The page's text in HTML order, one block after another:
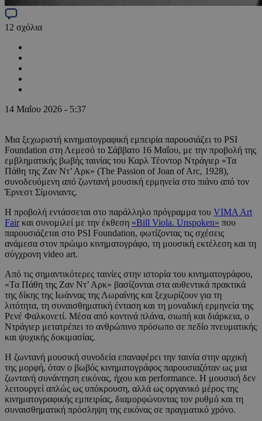
12 σχόλια
14 Μαΐου 2026 - 5:37
Μια ξεχωριστή κινηματογραφική εμπειρία παρουσιάζει το PSI
Foundation στη Λεμεσό το Σάββατο 16 Μαΐου, με την προβολή της
εμβληματικής βωβής ταινίας του Καρλ Τέοντορ Ντράγιερ «Τα
Πάθη της Ζαν Ντ’ Αρκ» (The Passion of Joan of Arc, 1928),
συνοδευόμενη από ζωντανή μουσική ερμηνεία στο πιάνο από τον
Έρνεστ Σίμονιαντς.
Η προβολή εντάσσεται στο παράλληλο πρόγραμμα του VIMA Art
Fairκαι συνομιλεί με την έκθεση «Bill Viola. Unspoken» που
παρουσιάζεται στο PSI Foundation, φωτίζοντας τις σχέσεις
ανάμεσα στον πρώιμο κινηματογράφο, τη μουσική εκτέλεση και τη
σύγχρονη video art.
Από τις σημαντικότερες ταινίες στην ιστορία του κινηματογράφου,
«Τα Πάθη της Ζαν Ντ’ Αρκ» βασίζονται στα αυθεντικά πρακτικά
της δίκης της Ιωάννας της Λωραίνης και ξεχωρίζουν για τη
λιτότητα, τη συναισθηματική ένταση και τη μοναδική ερμηνεία της
Ρενέ Φαλκονετί. Μέσα από κοντινά πλάνα, σιωπή και διάρκεια, ο
Ντράγιερ μετατρέπει το ανθρώπινο πρόσωπο σε πεδίο πνευματικής
και ψυχικής δοκιμασίας.
Η ζωντανή μουσική συνοδεία επαναφέρει την ταινία στην αρχική
της μορφή, όταν ο βωβός κινηματογράφος παρουσιαζόταν ως μια
ζωντανή συνάντηση εικόνας, ήχου και performance. Η μουσική δεν
λειτουργεί απλώς ως υπόκρουση, αλλά ως οργανικό μέρος της
κινηματογραφικής εμπειρίας, διαμορφώνοντας τον ρυθμό και τη
συναισθηματική πρόσληψη της εικόνας σε πραγματικό χρόνο.